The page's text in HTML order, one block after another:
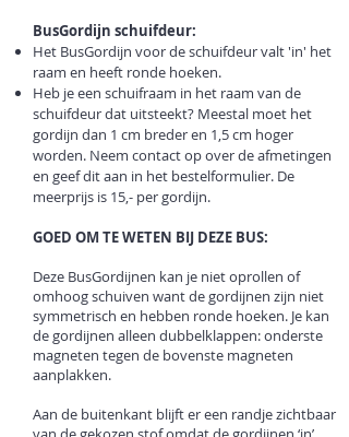
BusGordijn schuifdeur:
Het BusGordijn voor de schuifdeur valt 'in' het
raam en heeft ronde hoeken.
Heb je een schuifraam in het raam van de
schuifdeur dat uitsteekt? Meestal moet het
gordijn dan 1 cm breder en 1,5 cm hoger
worden. Neem contact op over de afmetingen
en geef dit aan in het bestelformulier. De
meerprijs is 15,- per gordijn.
GOED OM TE WETEN BIJ DEZE BUS:
Deze BusGordijnen kan je niet oprollen of
omhoog schuiven want de gordijnen zijn niet
symmetrisch en hebben ronde hoeken. Je kan
de gordijnen alleen dubbelklappen: onderste
magneten tegen de bovenste magneten
aanplakken.
Aan de buitenkant blijft er een randje zichtbaar